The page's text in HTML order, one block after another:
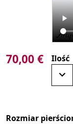
70,00 € Ilość
Rozmiar